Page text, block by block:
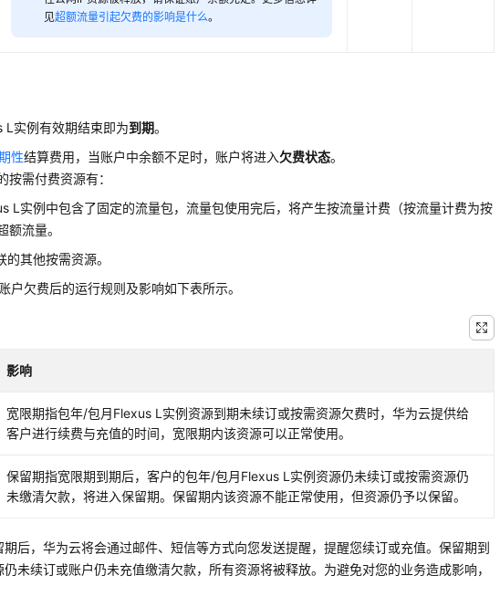
见超额流量引起欠费的影响是什么。
L实例有效期结束即为到期。
性结算费用，当账户中余额不足时，账户将进入欠费状态。
按需付费资源有：
L实例中包含了固定的流量包，流量包使用完后，将产生按流量计费（按流量计费为按
额流量。
其他按需资源。
户欠费后的运行规则及影响如下表所示。
影响
宽限期指包年/包月Flexus L实例资源到期未续订或按需资源欠费时，华为云提供给
客户进行续费与充值的时间，宽限期内该资源可以正常使用。
保留期指宽限期到期后，客户的包年/包月Flexus L实例资源仍未续订或按需资源仍
未缴清欠款，将进入保留期。保留期内该资源不能正常使用，但资源仍予以保留。
后，华为云将会通过邮件、短信等方式向您发送提醒，提醒您续订或充值。保留期到
未续订或账户仍未充值缴清欠款，所有资源将被释放。为避免对您的业务造成影响，